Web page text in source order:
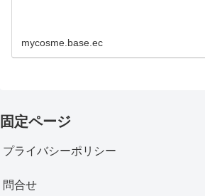
mycosme.base.ec
固定ページ
プライバシーポリシー
問合せ